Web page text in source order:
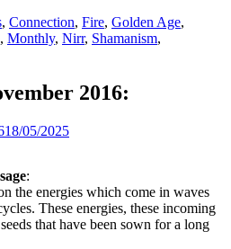
, Connection, Fire, Golden Age,
, Monthly, Nirr, Shamanism,
2016:
18/05/2025
:
the energies which come in waves
These energies, these incoming
that have been sown for a long